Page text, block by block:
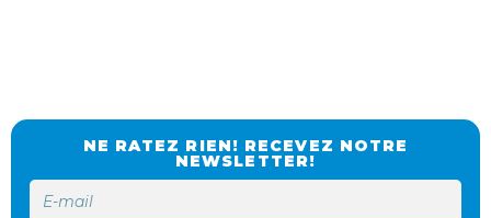
NE RATEZ RIEN! RECEVEZ NOTRE
NEWSLETTER!